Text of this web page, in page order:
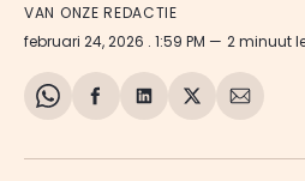
VAN ONZE REDACTIE
februari 24, 2026 . 1:59 PM 2 minuut
Share
WhatsApp
Delen
Facebook
Delen
LinkedIn
Share
X
Deel
E-